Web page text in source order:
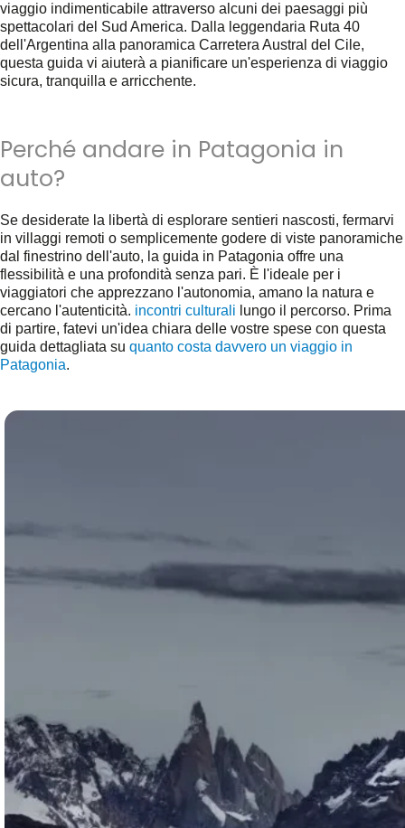
viaggio indimenticabile attraverso alcuni dei paesaggi più
spettacolari del Sud America. Dalla leggendaria Ruta 40
dell'Argentina alla panoramica Carretera Austral del Cile,
questa guida vi aiuterà a pianificare un'esperienza di viaggio
sicura, tranquilla e arricchente.
Perché andare in Patagonia in
auto?
Se desiderate la libertà di esplorare sentieri nascosti, fermarvi
in villaggi remoti o semplicemente godere di viste panoramiche
dal finestrino dell'auto, la guida in Patagonia offre una
flessibilità e una profondità senza pari. È l'ideale per i
viaggiatori che apprezzano l'autonomia, amano la natura e
cercano l'autenticità. incontri culturali lungo il percorso. Prima
di partire, fatevi un'idea chiara delle vostre spese con questa
guida dettagliata su quanto costa davvero un viaggio in
Patagonia.